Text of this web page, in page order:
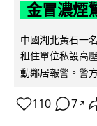
金冒濃煙
中國湖北黃石一
租住單位私設高
動鄰居報警。警
110 7 ↗